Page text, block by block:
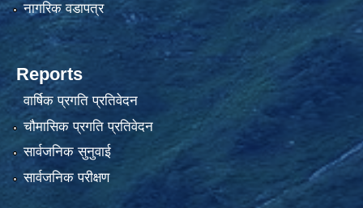
नागरिक वडापत्र
Reports
वार्षिक प्रगति प्रतिवेदन
चौमासिक प्रगति प्रतिवेदन
सार्वजनिक सुनुवाई
सार्वजनिक परीक्षण